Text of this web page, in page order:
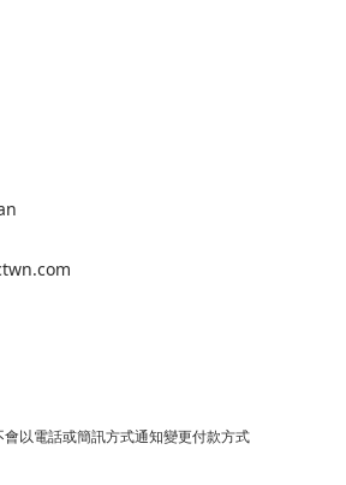
以電話或簡訊方式通知變更付款方式